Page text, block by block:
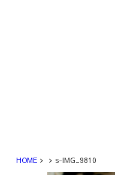
HOME s-IMG_9810